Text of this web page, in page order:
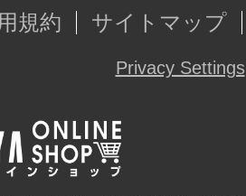
まきが特徴的。
シリーズグッズ特設
規約
サイトマップ
Privacy Settings